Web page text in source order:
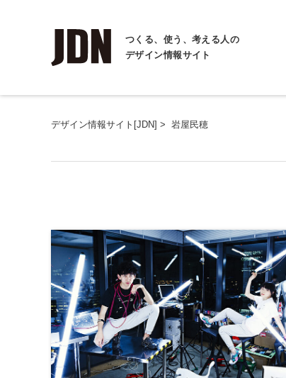
つくる、使う、考える人の
デザイン情報サイト
デザイン情報サイト[JDN] > 岩屋民穂